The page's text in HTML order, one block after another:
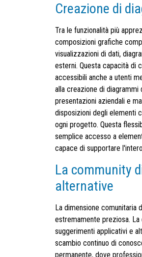
Creazione di
Tra le funzionalità più
composizioni grafiche
visualizzazioni di dati,
esterni. Questa capacità di
accessibili anche a utenti
alla creazione di
presentazioni aziendali e
disposizioni degli elementi
ogni progetto. Questa
semplice accesso a
capace di supportare
La community
alternative
La dimensione comunitaria
estremamente preziosa.
suggerimenti applicativi e
scambio continuo di
permanente, dove